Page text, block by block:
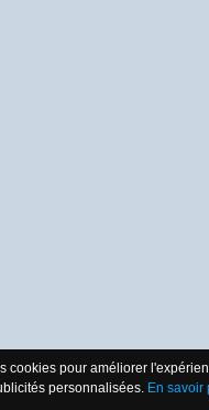
cookies pour améliorer
personnalisées. En savoir